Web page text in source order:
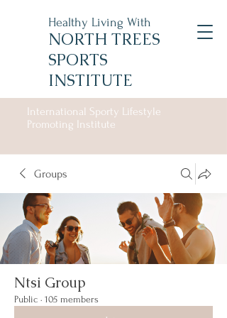
Healthy Living With
NORTH TREES
SPORTS
INSTITUTE
International Sporty Lifestyle
Promoting Institute
Groups
Ntsi Group
Public · 105 members